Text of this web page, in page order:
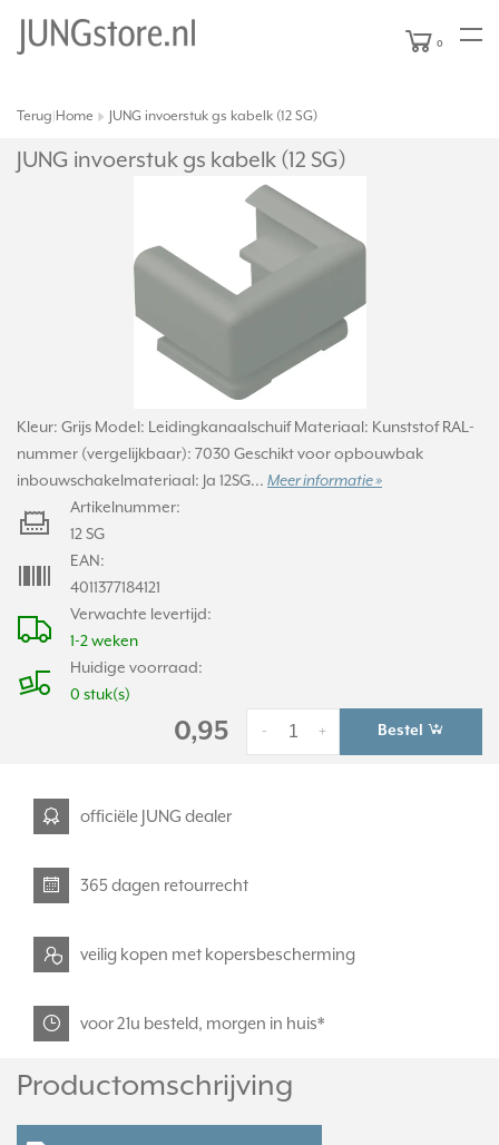
0
Terug Home JUNG invoerstuk gs kabelk (12 SG)
JUNG invoerstuk gs kabelk (12 SG)
Kleur: Grijs Model: Leidingkanaalschuif Materiaal: Kunststof RAL-
nummer (vergelijkbaar): 7030 Geschikt voor opbouwbak
inbouwschakelmateriaal: Ja 12SG... Meer informatie »
Verwachte levertijd:
1-2 weken
Huidige voorraad:
0 stuk(s)
Artikelnummer:
12 SG
EAN:
4011377184121
0,95 +
- Bestel
officiële JUNG dealer
365 dagen retourrecht
veilig kopen met kopersbescherming
voor 21u besteld, morgen in huis*
Productomschrijving